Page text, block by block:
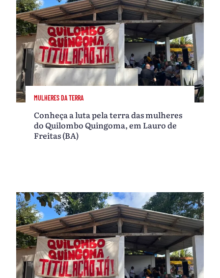
MULHERES DA TERRA
Conheça a luta pela terra das mulheres
do Quilombo Quingoma, em Lauro de
Freitas (BA)